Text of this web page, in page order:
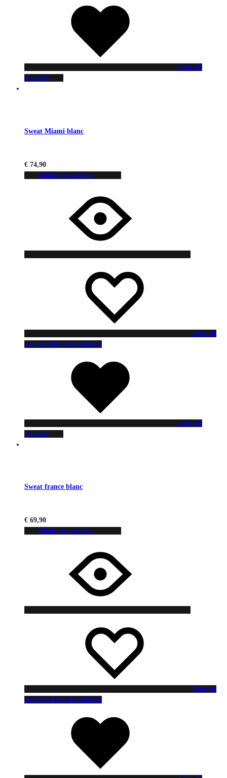
Liste de
souhaits
Sweat Miami blanc
€ 74,90
Choix des options
Liste de
souhaits Liste de souhaits
Liste de
souhaits
Sweat france blanc
€ 69,90
Choix des options
Liste de
souhaits Liste de souhaits